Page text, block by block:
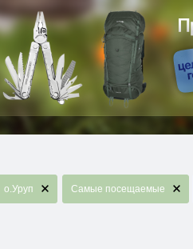
о.Уруп Самые посещаемые